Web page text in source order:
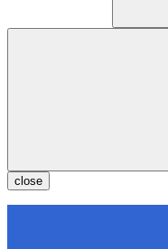
close